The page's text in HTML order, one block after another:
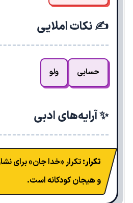
✍️ نکات املایی
حسابی ولو
✨ آرایه‌های ادبی
تکرار:تکرار «خدا جان» برای
و هیجان کودکانه است.